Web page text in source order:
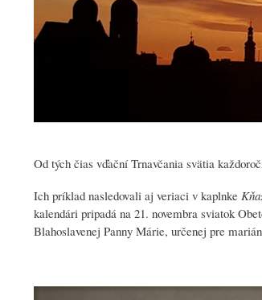
Od tých čias vďační Trnavčania svätia
Ich príklad nasledovali aj veriaci v kaplnke
kalendári pripadá na 21. novembra sviatok
Blahoslavenej Panny Márie, určenej pre